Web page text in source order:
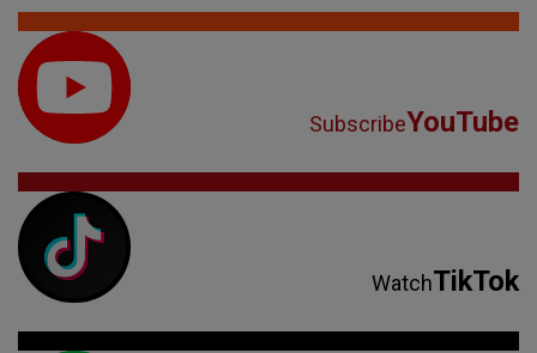
SubscribeYouTube
WatchTikTok